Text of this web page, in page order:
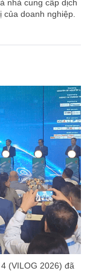
nhà cung cấp dịch
doanh nghiệp.
(VILOG 2026) đã